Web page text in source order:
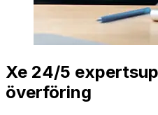
Xe 24/5
överföring